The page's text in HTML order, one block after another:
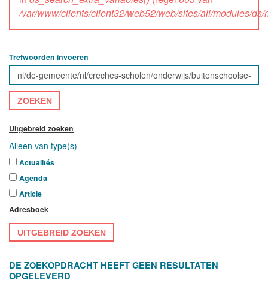
/var/www/clients/client32/web52/web/sites/all/modules/
Trefwoorden invoeren
ZOEKEN
Uitgebreid zoeken
Alleen van type(s)
Actualités
Agenda
Article
Adresboek
UITGEBREID ZOEKEN
DE ZOEKOPDRACHT HEEFT GEEN RESULTATEN
OPGELEVERD